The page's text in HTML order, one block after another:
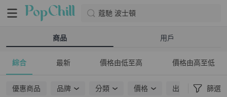
蔻馳 波士頓
商品 用戶
綜合 最新 價格由低至高 價格由高至低
優惠商品 品牌 分類 價格 出貨地點 篩選